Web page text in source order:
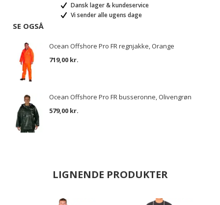
Dansk lager & kundeservice
Vi sender alle ugens dage
SE OGSÅ
Ocean Offshore Pro FR regnjakke, Orange
719,00 kr.
Ocean Offshore Pro FR busseronne, Olivengrøn
579,00 kr.
LIGNENDE PRODUKTER